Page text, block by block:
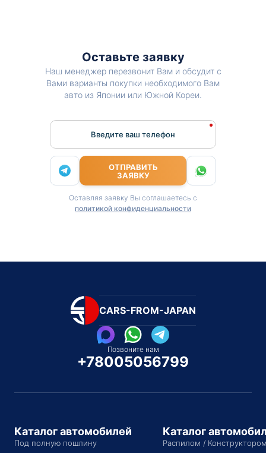
Оставьте заявку
Наш менеджер перезвонит Вам и обсудит с
Вами варианты покупки необходимого Вам
авто из Японии или Южной Кореи.
Введите ваш телефон
ОТПРАВИТЬ
ЗАЯВКУ
Оставляя заявку Вы соглашаетесь с
политикой конфиденциальности
CARS-FROM-JAPAN
Позвоните нам
+78005056799
Каталог автомобилей
Под полную пошлину
Каталог
Распилом /